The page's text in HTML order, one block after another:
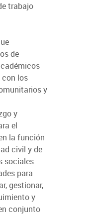
trabajo
de
con los
y
y
el
la función
civil y de
sociales.
para
gestionar,
y
conjunto